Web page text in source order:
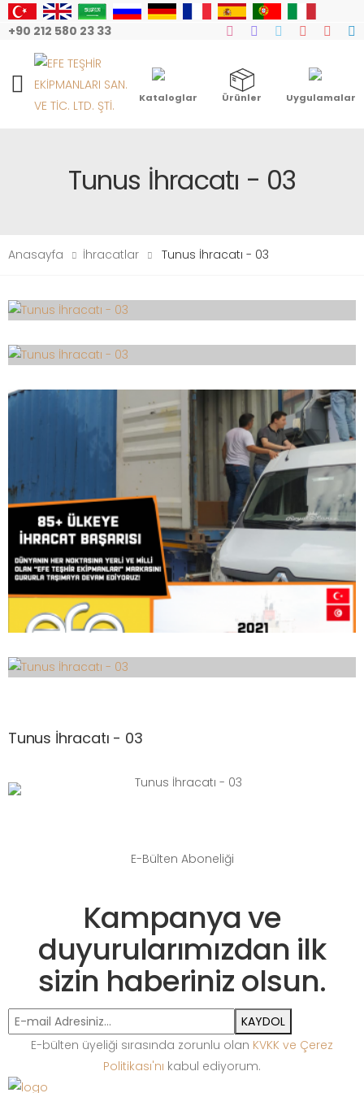
+90 212 580 23 33
Mobile MenuKataloglar Ürünler Uygulamalar
Tunus İhracatı - 03
Anasayfa İhracatlar Tunus İhracatı - 03
Tunus İhracatı - 03
E-Bülten Aboneliği
Kampanya ve
duyurularımızdan ilk
sizin haberiniz olsun.
KAYDOL
E-bülten üyeliği sırasında zorunlu olan KVKK ve Çerez
Politikası'nı kabul ediyorum.